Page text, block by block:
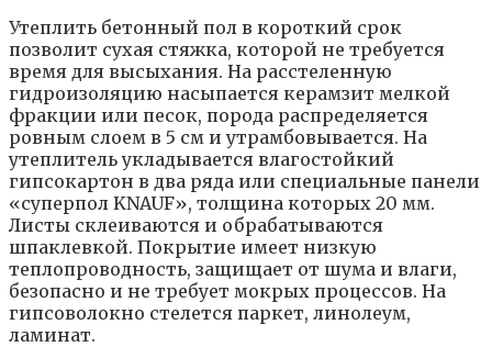
Утеплить бетонный пол в короткий срок
позволит сухая стяжка, которой не требуется
время для высыхания. На расстеленную
гидроизоляцию насыпается керамзит мелкой
фракции или песок, порода распределяется
ровным слоем в 5 см и утрамбовывается. На
утеплитель укладывается влагостойкий
гипсокартон в два ряда или специальные панели
«суперпол KNAUF», толщина которых 20 мм.
Листы склеиваются и обрабатываются
шпаклевкой. Покрытие имеет низкую
теплопроводность, защищает от шума и влаги,
безопасно и не требует мокрых процессов. На
гипсоволокно стелется паркет, линолеум,
ламинат.